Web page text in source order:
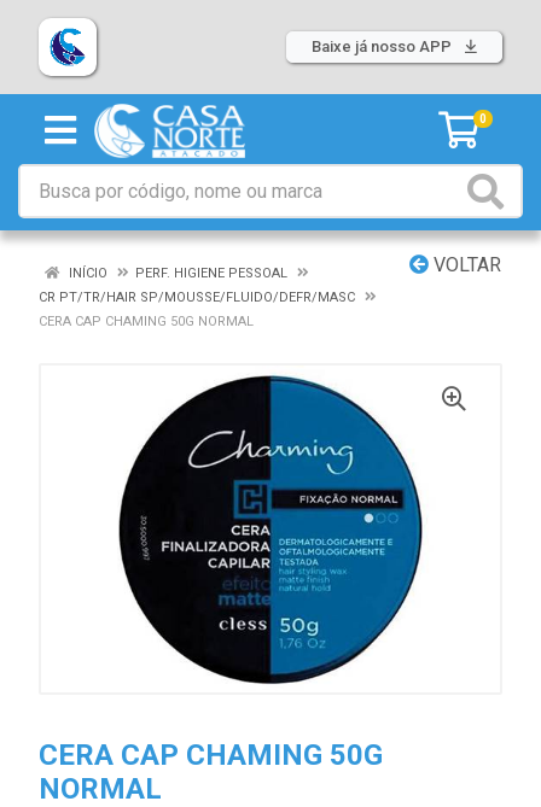
Baixe já nosso APP
0
VOLTAR
INÍCIO
PERF. HIGIENE PESSOAL
CR PT/TR/HAIR SP/MOUSSE/FLUIDO/DEFR/MASC
CERA CAP CHAMING 50G NORMAL
CERA CAP CHAMING 50G
NORMAL